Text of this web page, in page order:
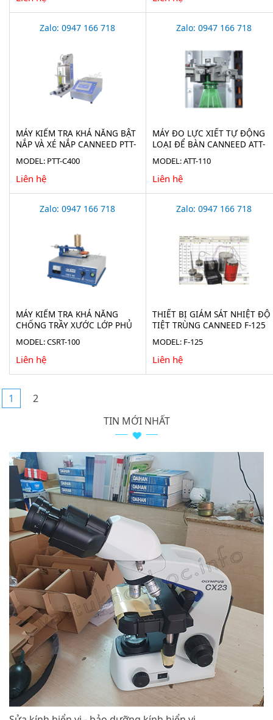
Zalo: 0947 166 718
MÁY KIỂM TRA KHẢ NĂNG BẬT
NẮP VÀ XÉ NẮP CANNEED PTT-
MODEL: PTT-C400
Liên hệ
Zalo: 0947 166 718
MÁY ĐO LỰC XIẾT TỰ ĐỘNG
LOẠI ĐỂ BÀN CANNEED ATT-
MODEL: ATT-110
Liên hệ
Zalo: 0947 166 718
MÁY KIỂM TRA KHẢ NĂNG
CHỐNG TRẦY XƯỚC LỚP PHỦ
MODEL: CSRT-100
Liên hệ
Zalo: 0947 166 718
THIẾT BỊ GIÁM SÁT NHIỆT ĐỘ
TIỆT TRÙNG CANNEED F-125
MODEL: F-125
Liên hệ
1
2
TIN MỚI NHẤT